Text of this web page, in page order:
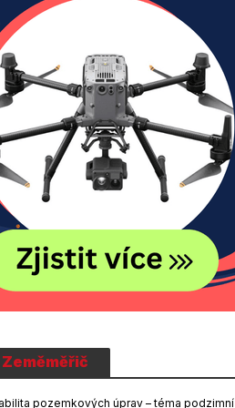
Zeměměřič
pozemkových úprav – téma podzimní